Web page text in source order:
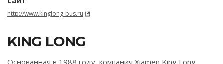
http://www.kinglong-bus.ru
KING LONG
Основанная в 1988 году, компания Xiamen King Long